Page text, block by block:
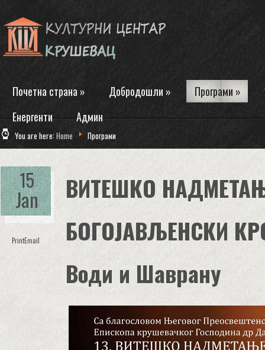
Почетна страна » Добродошли » Програми »
Енергенти
Админ
You are here:Home Програми
15
Jan
PrintEmail
ВИТЕШКО
БОГОЈAВЉEНСКИ
Води и Шаврану